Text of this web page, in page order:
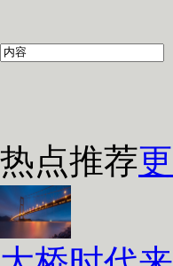
热点推荐